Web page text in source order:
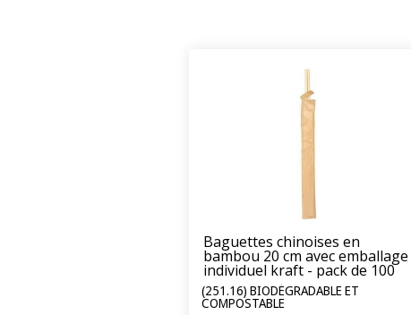
Baguettes chinoises en
bambou 20 cm avec emballage
individuel kraft - pack de 100
sachets
(251.16) BIODÉGRADABLE ET
COMPOSTABLE